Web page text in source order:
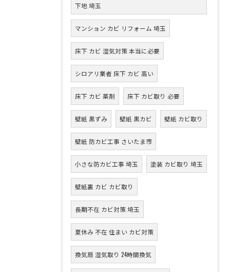
下地 埼玉
マンション カビ リフォーム 埼玉
床下 カビ 湿気対策 本当に必要
シロアリ業者 床下 カビ 高い
床下 カビ 薬剤 床下 カビ取り 必要
壁紙 黒ずみ 壁紙 黒カビ 壁紙 カビ取り
壁紙 防カビ工事 さいたま市
小さな防カビ工事 埼玉 塗装 カビ取り 埼玉
壁紙裏 カビ カビ取り
長期不在 カビ対策 埼玉
夏休み 不在 住まい カビ対策
換気扇 湿気取り 24時間換気